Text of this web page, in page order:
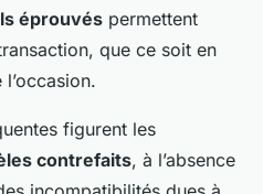
éprouvés permettent
que ce soit en
figurent les
contrefaits, à l’absence